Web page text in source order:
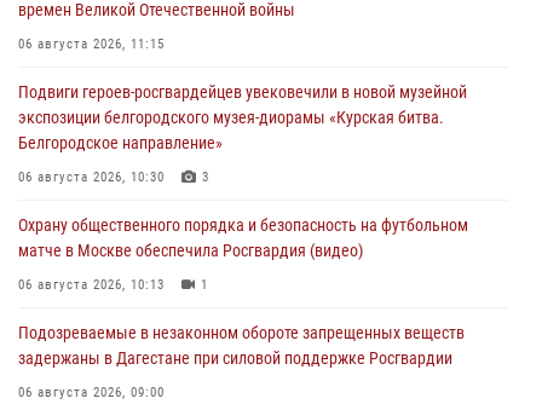
времен Великой Отечественной войны
06 августа 2026, 11:15
Подвиги героев‑росгвардейцев увековечили в новой музейной
экспозиции белгородского музея‑диорамы «Курская битва.
Белгородское направление»
06 августа 2026, 10:30 3
Охрану общественного порядка и безопасность на футбольном
матче в Москве обеспечила Росгвардия (видео)
06 августа 2026, 10:13 1
Подозреваемые в незаконном обороте запрещенных веществ
задержаны в Дагестане при силовой поддержке Росгвардии
06 августа 2026, 09:00